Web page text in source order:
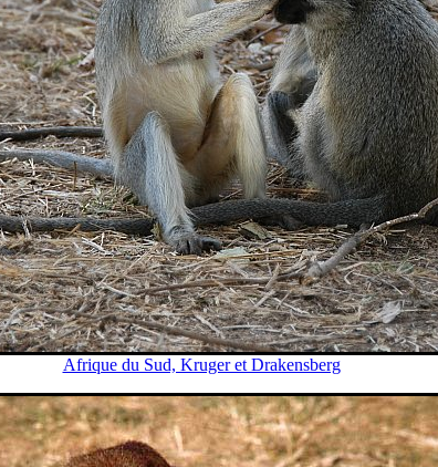
Afrique du Sud, Kruger et Drakensberg